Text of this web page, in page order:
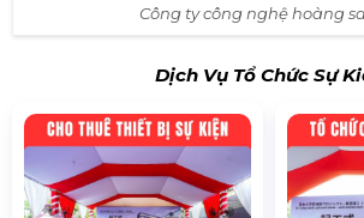
Công ty công nghệ hoàng
Dịch Vụ Tổ Chức Sự